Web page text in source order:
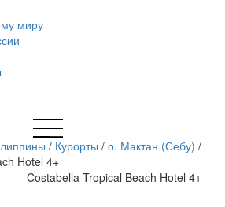
миру
/ Курорты / о. Мактан (Себу) /
Hotel 4+
Costabella Tropical Beach Hotel 4+